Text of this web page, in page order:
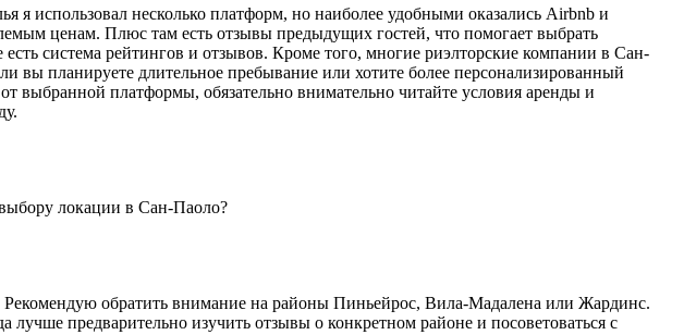
использовал несколько платформ, но наиболее удобными оказались Airbnb и
ценам. Плюс там есть отзывы предыдущих гостей, что помогает выбрать
система рейтингов и отзывов. Кроме того, многие риэлторские компании в Сан-
планируете длительное пребывание или хотите более персонализированный
выбранной платформы, обязательно внимательно читайте условия аренды и
локации в Сан-Паоло?
обратить внимание на районы Пиньейрос, Вила-Мадалена или Жардинс.
предварительно изучить отзывы о конкретном районе и посоветоваться с